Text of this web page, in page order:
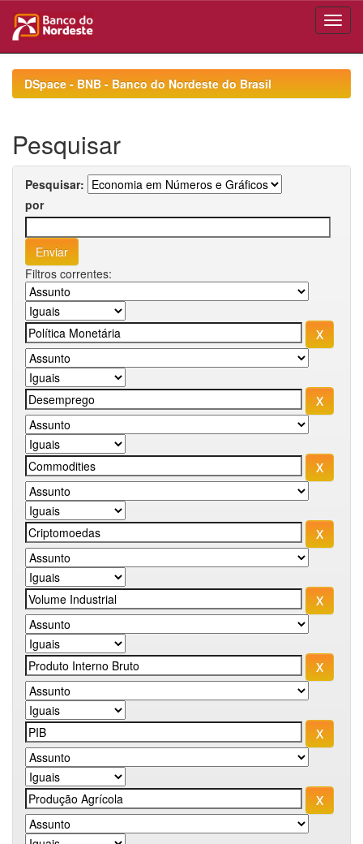
navigationDSpace - BNB - Banco do Nordeste do Brasil
Pesquisar
Pesquisar:
por
Filtros correntes: